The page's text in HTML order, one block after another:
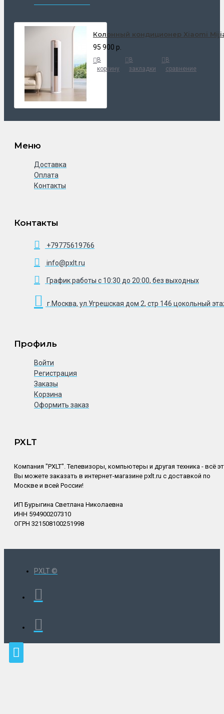
Колонный кондиционер Xiaomi
95 900 р.
В
корзину
В
закладки
В
сравнение
Меню
Доставка
Оплата
Контакты
Контакты
+79775619766
info@pxlt.ru
График работы с 10:30 до 20:00, без выходных
г.Москва, ул.Угрешская дом 2, стр 146 цокольный
Профиль
Войти
Регистрация
Заказы
Корзина
Оформить заказ
PXLT
Компания "PXLT". Телевизоры, компьютеры и другая техника - всё
Вы можете заказать в интернет-магазине pxlt.ru с доставкой по
Москве и всей России!
ИП Бурыгина Светлана Николаевна
ИНН 594900207310
ОГРН 321508100251998
PXLT ©